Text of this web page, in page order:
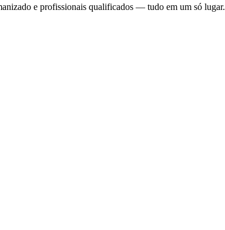
e profissionais qualificados — tudo em um só lugar.